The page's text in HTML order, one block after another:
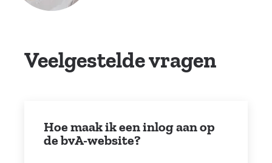
Veelgestelde vragen
Hoe maak ik een inlog aan op
de bvA-website?